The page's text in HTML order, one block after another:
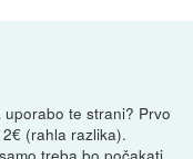
te strani? Prvo
(rahla razlika).
treba bo počakati.